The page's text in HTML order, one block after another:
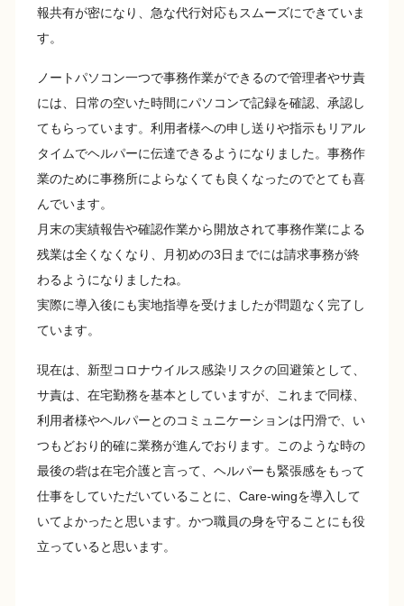
報共有が密になり、急な代行対応もスムーズにできていま
す。
ノートパソコン一つで事務作業ができるので管理者やサ責
には、日常の空いた時間にパソコンで記録を確認、承認し
てもらっています。利用者様への申し送りや指示もリアル
タイムでヘルパーに伝達できるようになりました。事務作
業のために事務所によらなくても良くなったのでとても喜
んでいます。
月末の実績報告や確認作業から開放されて事務作業による
残業は全くなくなり、月初めの3日までには請求事務が終
わるようになりましたね。
実際に導入後にも実地指導を受けましたが問題なく完了し
ています。
現在は、新型コロナウイルス感染リスクの回避策として、
サ責は、在宅勤務を基本としていますが、これまで同様、
利用者様やヘルパーとのコミュニケーションは円滑で、い
つもどおり的確に業務が進んでおります。このような時の
最後の砦は在宅介護と言って、ヘルパーも緊張感をもって
仕事をしていただいていることに、Care-wingを導入して
いてよかったと思います。かつ職員の身を守ることにも役
立っていると思います。